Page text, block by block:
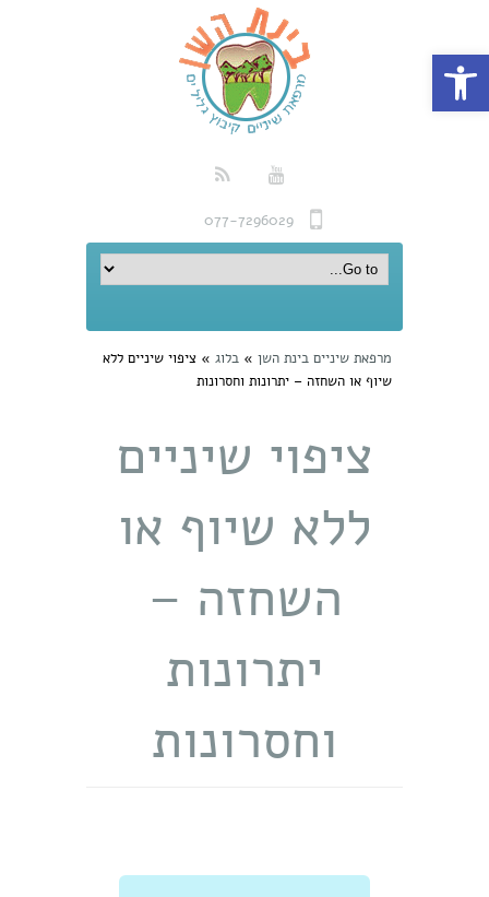
פתח סרגל נגישות
077-7296029
מרפאת שיניים בינת השן » בלוג » ציפוי שיניים ללא
שיוף או השחזה – יתרונות וחסרונות
ציפוי שיניים
ללא שיוף או
השחזה –
יתרונות
וחסרונות